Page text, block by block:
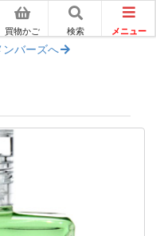
買物かご 検索 メニュー
ンバーズへ